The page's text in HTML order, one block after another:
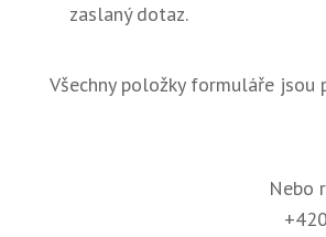
zaslaný dotaz.
Všechny položky formuláře jsou
Nebo
+420